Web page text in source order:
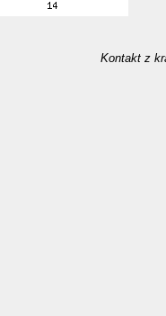
Kontakt z